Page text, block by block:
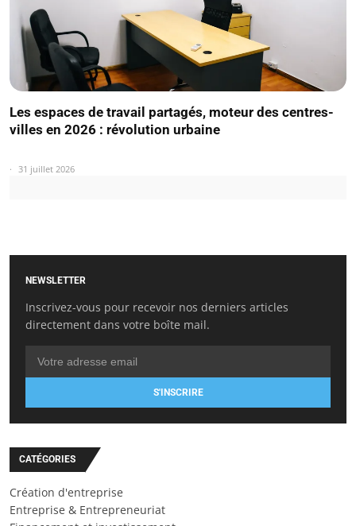
Les espaces de travail partagés, moteur des centres-
villes en 2026 : révolution urbaine
31 juillet 2026
NEWSLETTER
Inscrivez-vous pour recevoir nos derniers articles
directement dans votre boîte mail.
S'INSCRIRE
CATÉGORIES
Création d'entreprise
Entreprise & Entrepreneuriat